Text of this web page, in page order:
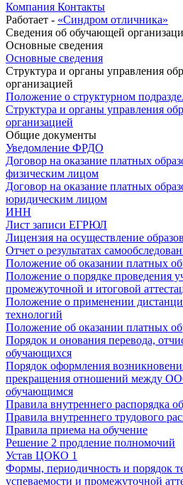
Компания Контакты
Работает - «Синдром отличника»
Сведения об обучающей
Основные сведения
Основные сведения
Структура и органы управления
организацией
Положение о структурном
Структура и органы управления
организацией
Общие документы
Уведомление ФРДО
Договор на оказание платных
физическим лицом
Договор на оказание платных
юридическим лицом
ИНН
Лист записи ЕГРЮЛ
Лицензия на осуществление
Отчет о результатах
Положение об оказании платных
Положение о порядке проведения
промежуточной и итоговой
Положение о применении
технологий
Положение об оказании платных
Порядок и онования перевода,
обучающихся
Порядок оформления
прекращения отношений между
обучающимся
Правила внутреннего распорядка
Правила внутреннего трудового
Правила приема на обучение
Решение 2 продление полномочий
Устав ЦОКО 1
Формы, периодичность и порядок
успеваемости и промежуточной